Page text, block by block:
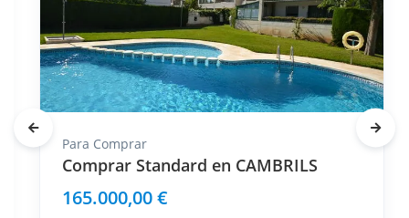
Para Comprar
Comprar Standard en CAMBRILS
165.000,00 €